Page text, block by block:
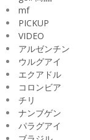
mf
PICKUP
VIDEO
アルゼンチン
ウルグアイ
エクアドル
コロンビア
チリ
ナンブゲン
パラグアイ